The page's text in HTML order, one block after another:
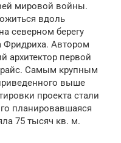
мировой войны.
вдоль
северном берегу
Фридриха. Автором
архитектор первой
Самым крупным
выше
проекта стали
планировавшаяся
75 тысяч кв. м.